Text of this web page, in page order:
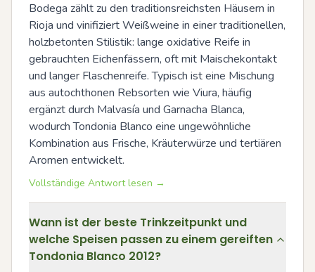
Bodega zählt zu den traditionsreichsten Häusern in
Rioja und vinifiziert Weißweine in einer traditionellen,
holzbetonten Stilistik: lange oxidative Reife in
gebrauchten Eichenfässern, oft mit Maischekontakt
und langer Flaschenreife. Typisch ist eine Mischung
aus autochthonen Rebsorten wie Viura, häufig
ergänzt durch Malvasía und Garnacha Blanca,
wodurch Tondonia Blanco eine ungewöhnliche
Kombination aus Frische, Kräuterwürze und tertiären
Aromen entwickelt.
Vollständige Antwort lesen →
Wann ist der beste Trinkzeitpunkt und
welche Speisen passen zu einem gereiften
Tondonia Blanco 2012?